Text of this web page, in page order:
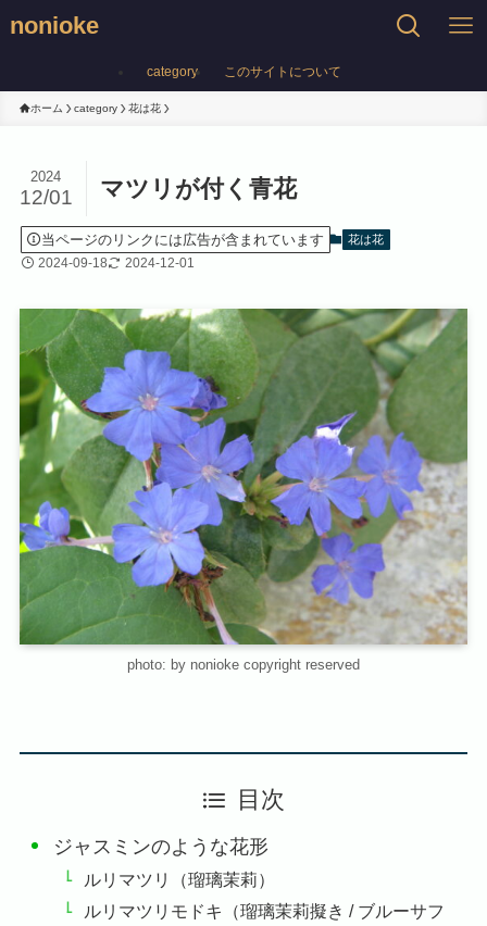
nonioke
category このサイトについて
ホーム category 花は花
マツリが付く青花
2024
12/01
当ページのリンクには広告が含まれています 花は花
2024-09-18 2024-12-01
photo: by nonioke copyright reserved
目次
ジャスミンのような花形
ルリマツリ（瑠璃茉莉）
ルリマツリモドキ（瑠璃茉莉擬き / ブルーサフ